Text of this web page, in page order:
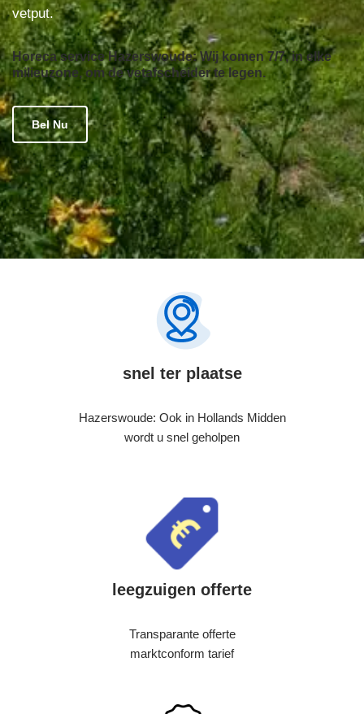
vetput.
Horeca service Hazerswoude: Wij komen 7/7, in elke
milieuzone, om de vetafscheider te legen.
Bel Nu
snel ter plaatse
Hazerswoude: Ook in Hollands Midden
wordt u snel geholpen
leegzuigen offerte
Transparante offerte
marktconform tarief